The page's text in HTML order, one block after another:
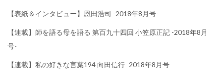
【表紙＆インタビュー】恩田浩司 -2018年8月号-
【連載】師を語る母を語る 第百九十四回 小笠原正記 -2018年8月
号-
【連載】私の好きな言葉194 向田信行 -2018年8月号